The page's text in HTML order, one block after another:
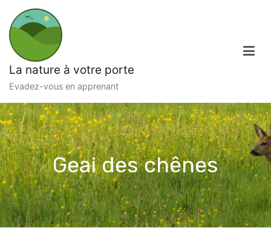
contenu
La nature à votre porte
Evadez-vous en apprenant
Geai des chênes